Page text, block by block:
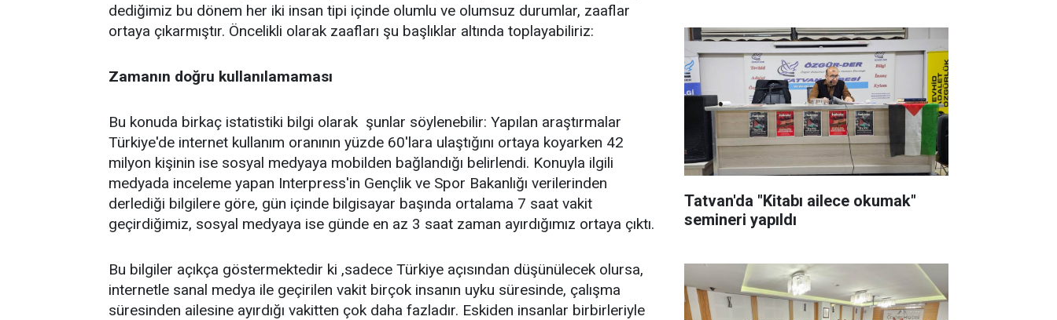
dediğimiz bu dönem her iki insan tipi içinde olumlu ve olumsuz durumlar, zaaflar
ortaya çıkarmıştır. Öncelikli olarak zaafları şu başlıklar altında toplayabiliriz:
Zamanın doğru kullanılamaması
Bu konuda birkaç istatistiki bilgi olarak şunlar söylenebilir: Yapılan araştırmalar
Türkiye'de internet kullanım oranının yüzde 60'lara ulaştığını ortaya koyarken 42
milyon kişinin ise sosyal medyaya mobilden bağlandığı belirlendi. Konuyla ilgili
medyada inceleme yapan Interpress'in Gençlik ve Spor Bakanlığı verilerinden
derlediği bilgilere göre, gün içinde bilgisayar başında ortalama 7 saat vakit
geçirdiğimiz, sosyal medyaya ise günde en az 3 saat zaman ayırdığımız ortaya çıktı.
Bu bilgiler açıkça göstermektedir ki ,sadece Türkiye açısından düşünülecek olursa,
internetle sanal medya ile geçirilen vakit birçok insanın uyku süresinde, çalışma
süresinden ailesine ayırdığı vakitten çok daha fazladır. Eskiden insanlar birbirleriyle
Tatvan'da "Kitabı ailece okumak"
semineri yapıldı